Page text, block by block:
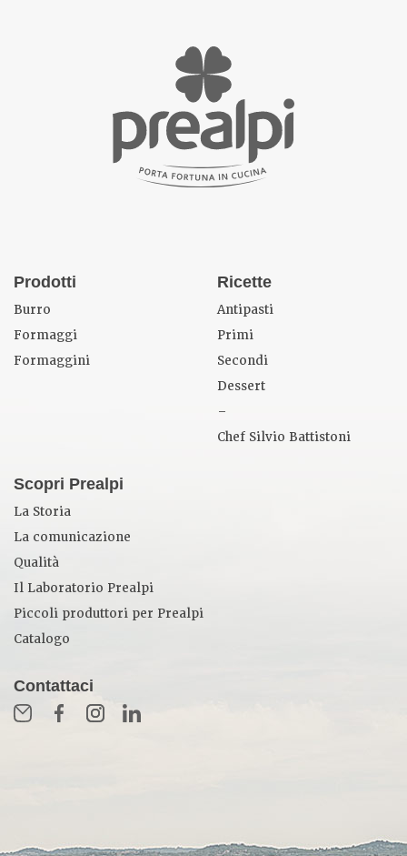
Prodotti
Burro
Formaggi
Formaggini
Ricette
Antipasti
Primi
Secondi
Dessert
–
Chef Silvio Battistoni
Scopri Prealpi
La Storia
La comunicazione
Qualità
Il Laboratorio Prealpi
Piccoli produttori per Prealpi
Catalogo
Contattaci